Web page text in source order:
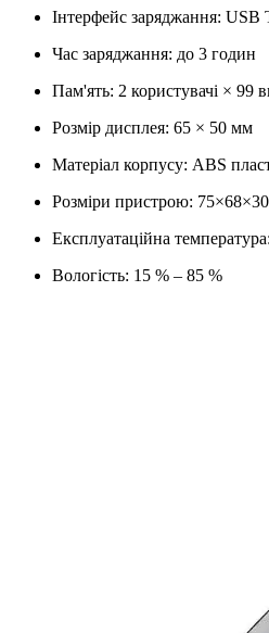
Інтерфейс заряджання: USB
Час заряджання: до 3 годин
Пам'ять: 2 користувачі × 99
Розмір дисплея: 65 × 50 мм
Матеріал корпусу: ABS
Розміри пристрою:
Експлуатаційна
Вологість: 15 % – 85 %